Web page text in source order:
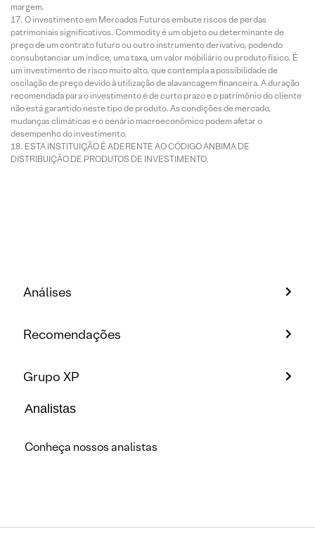
margem.
O investimento em Mercados Futuros embute riscos de perdas
patrimoniais significativos. Commodity é um objeto ou determinante de
preço de um contrato futuro ou outro instrumento derivativo, podendo
consubstanciar um índice, uma taxa, um valor mobiliário ou produto físico. É
um investimento de risco muito alto, que contempla a possibilidade de
oscilação de preço devido à utilização de alavancagem financeira. A duração
recomendada para o investimento é de curto prazo e o patrimônio do cliente
não está garantido neste tipo de produto. As condições de mercado,
mudanças climáticas e o cenário macroeconômico podem afetar o
desempenho do investimento.
ESTA INSTITUIÇÃO É ADERENTE AO CÓDIGO ANBIMA DE
DISTRIBUIÇÃO DE PRODUTOS DE INVESTIMENTO.
Análises
Recomendações
Grupo XP
Analistas
Conheça nossos analistas